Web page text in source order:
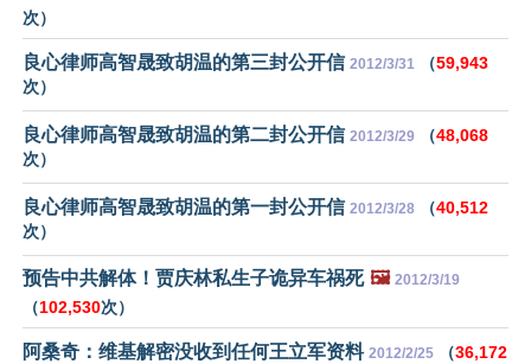
次）
良心律师高智晟致胡温的第三封公开信 2012/3/31 （59,943
次）
良心律师高智晟致胡温的第二封公开信 2012/3/29 （48,068
次）
良心律师高智晟致胡温的第一封公开信 2012/3/28 （40,512
次）
预告中共解体！贾庆林私生子诡异车祸死 🖼️ 2012/3/19
（102,530次）
阿桑奇：维基解密没收到任何王立军资料 2012/2/25 （36,172